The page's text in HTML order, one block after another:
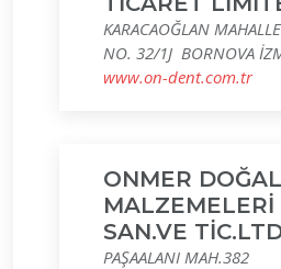
KARACAOĞLAN
NO. 32/1J BORNOVA
www.on-dent.com.tr
ONMER
MALZEMELERİ
SAN.VE
PAŞAALANI MAH.382